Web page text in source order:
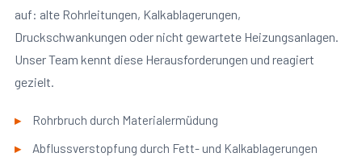
auf: alte Rohrleitungen, Kalkablagerungen,
Druckschwankungen oder nicht gewartete Heizungsanlagen.
Unser Team kennt diese Herausforderungen und reagiert
gezielt.
Rohrbruch durch Materialermüdung
Abflussverstopfung durch Fett- und Kalkablagerungen